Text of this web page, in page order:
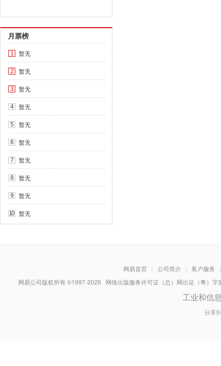
月票榜
1 暂无
2 暂无
3 暂无
4 暂无
5 暂无
6 暂无
7 暂无
8 暂无
9 暂无
10 暂无
网易首页 | 公司简介 | 客户服务
|
网易公司版权所有 ©1997-2026 网络出版服务许可证（总）网出证（粤）
工业和信
分享